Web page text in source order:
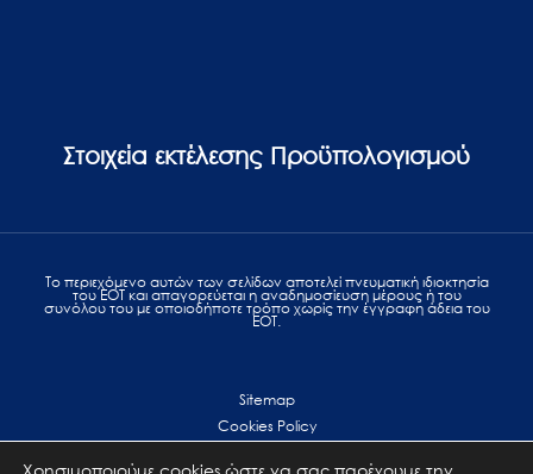
Στοιχεία εκτέλεσης Προϋπολογισμού
Το περιεχόμενο αυτών των σελίδων αποτελεί πvευματική ιδιοκτησία
του ΕΟΤ και απαγορεύεται η αναδημοσίευση μέρους ή του
συνόλου του με οποιοδήποτε τρόπο χωρίς την έγγραφη άδεια του
ΕΟΤ.
Sitemap
Cookies Policy